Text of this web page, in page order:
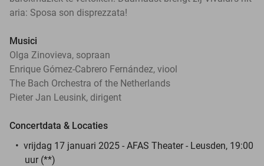
aria: Sposa son disprezzata!
Musici
Olga Zinovieva, sopraan
Enrique Gómez-Cabrero Fernández, viool
The Bach Orchestra of the Netherlands
Pieter Jan Leusink, dirigent
Concertdata & Locaties
vrijdag 17 januari 2025 - AFAS Theater - Leusden, 19:00
uur (**)